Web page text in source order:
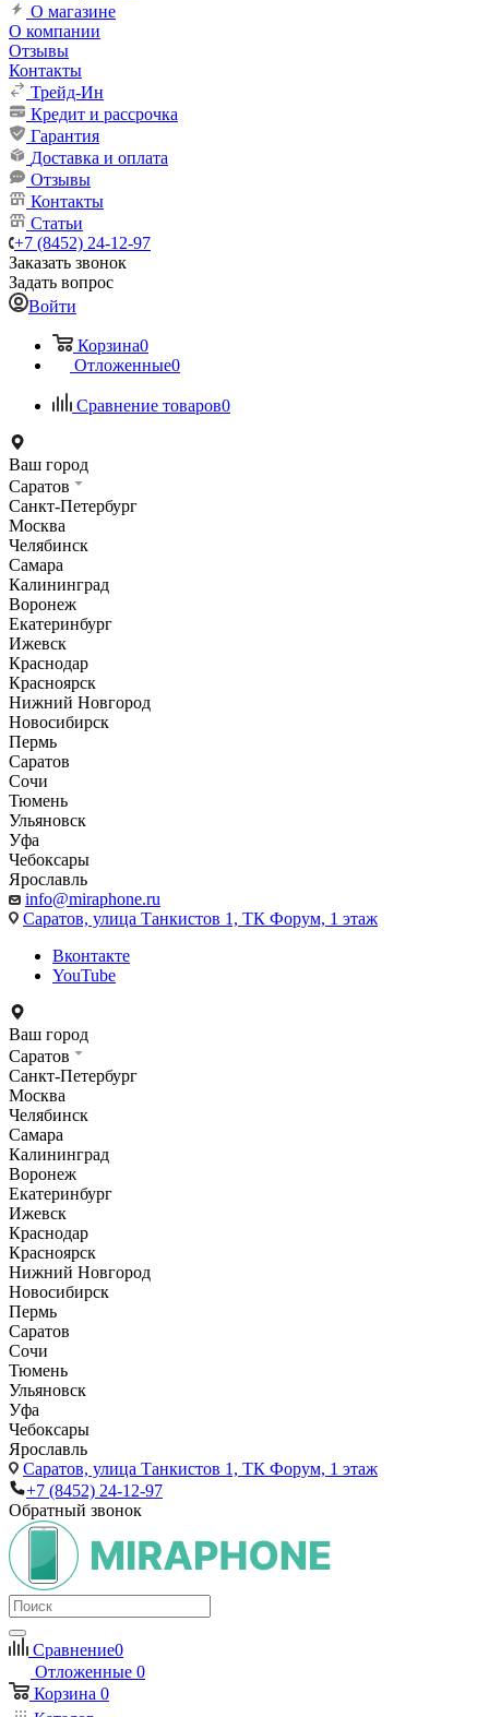
О магазине
О компании
Отзывы
Контакты
Трейд-Ин
Кредит и рассрочка
Гарантия
Доставка и оплата
Отзывы
Контакты
Статьи
+7 (8452) 24-12-97
Заказать звонок
Задать вопрос
Войти
Корзина0
Отложенные0
Сравнение товаров0
Ваш город
Саратов
Санкт-Петербург
Москва
Челябинск
Самара
Калининград
Воронеж
Екатеринбург
Ижевск
Краснодар
Красноярск
Нижний Новгород
Новосибирск
Пермь
Саратов
Сочи
Тюмень
Ульяновск
Уфа
Чебоксары
Ярославль
info@miraphone.ru
Саратов, улица Танкистов 1, ТК Форум, 1 этаж
Вконтакте
YouTube
Ваш город
Саратов
Санкт-Петербург
Москва
Челябинск
Самара
Калининград
Воронеж
Екатеринбург
Ижевск
Краснодар
Красноярск
Нижний Новгород
Новосибирск
Пермь
Саратов
Сочи
Тюмень
Ульяновск
Уфа
Чебоксары
Ярославль
Саратов, улица Танкистов 1, ТК Форум, 1 этаж
+7 (8452) 24-12-97
Обратный звонок
Сравнение0
Отложенные 0
Корзина 0